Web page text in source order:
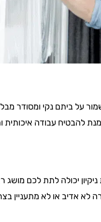
על ביתם נקי ומסודר
להבטיח עבודה איכותית
יכולה לתת לכם מושג
לא אדיב או לא מתעניין